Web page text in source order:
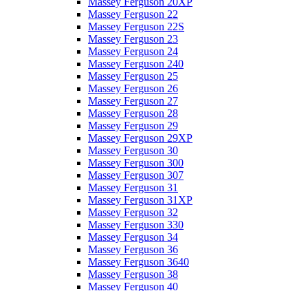
Massey Ferguson 22
Massey Ferguson 22S
Massey Ferguson 23
Massey Ferguson 24
Massey Ferguson 240
Massey Ferguson 25
Massey Ferguson 26
Massey Ferguson 27
Massey Ferguson 28
Massey Ferguson 29
Massey Ferguson 29XP
Massey Ferguson 30
Massey Ferguson 300
Massey Ferguson 307
Massey Ferguson 31
Massey Ferguson 31XP
Massey Ferguson 32
Massey Ferguson 330
Massey Ferguson 34
Massey Ferguson 36
Massey Ferguson 3640
Massey Ferguson 38
Massey Ferguson 40